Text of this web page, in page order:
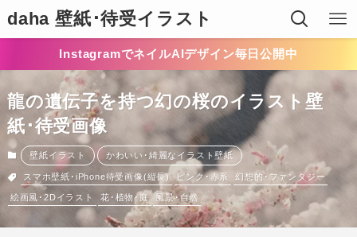
daha 壁紙･待受イラスト
InstagramでネイルAIデザイン毎日公開中
龍の遺伝子を持つ幻の桜のイラスト壁
紙･待受画像
壁紙イラスト かわいい･綺麗なイラスト壁紙
スマホ壁紙･iPhone待受画像(縦長) ピンク･赤系 幻想的･ファンタジー
絵画風･2Dイラスト 花･植物･庭 風景･自然